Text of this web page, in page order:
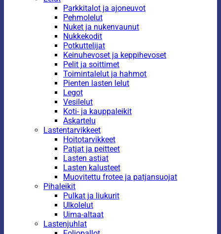
Parkkitalot ja ajoneuvot
Pehmolelut
Nuket ja nukenvaunut
Nukkekodit
Potkuttelijat
Keinuhevoset ja keppihevoset
Pelit ja soittimet
Toimintalelut ja hahmot
Pienten lasten lelut
Legot
Vesilelut
Koti- ja kauppaleikit
Askartelu
Lastentarvikkeet
Hoitotarvikkeet
Patjat ja peitteet
Lasten astiat
Lasten kalusteet
Muovitettu frotee ja patjansuojat
Pihaleikit
Pulkat ja liukurit
Ulkolelut
Uima-altaat
Lastenjuhlat